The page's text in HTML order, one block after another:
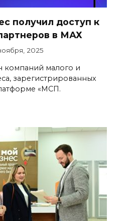
получил доступ к
в МАХ
2025
компаний малого и
зарегистрированных
«МСП.